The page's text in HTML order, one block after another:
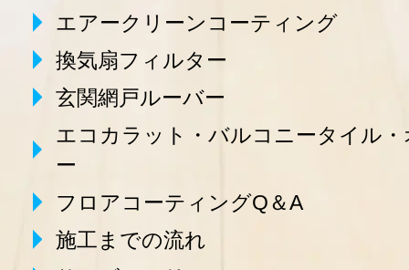
エアークリーンコーティング
換気扇フィルター
玄関網戸ルーバー
エコカラット・バルコニータイル・
ー
フロアコーティングQ＆A
施工までの流れ